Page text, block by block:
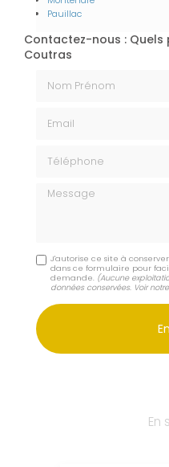
Pauillac
Contactez-nous : Quels
Coutras
Message
J'autorise ce site à
dans ce formulaire pour
demande. (Aucune
données conservées. Voir notre
En